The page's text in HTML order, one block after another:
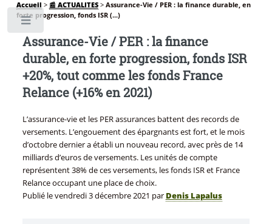
Accueil > 📰 ACTUALITES> Assurance-Vie / PER : la finance durable, en
forte progression, fonds ISR (...)
Assurance-Vie / PER : la finance
durable, en forte progression, fonds ISR
+20%, tout comme les fonds France
Relance (+16% en 2021)
L’assurance-vie et les PER assurances battent des records de
versements. L’engouement des épargnants est fort, et le mois
d’octobre dernier a établi un nouveau record, avec près de 14
milliards d’euros de versements. Les unités de compte
représentent 38% de ces versements, les fonds ISR et France
Relance occupant une place de choix.
Publié levendredi 3 décembre 2021 par Denis Lapalus